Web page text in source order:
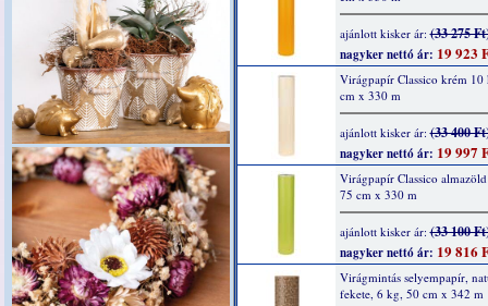
ajánlott kisker ár:(33 275
nagyker nettó ár: 19 923
Virágpapír Classico krém 10
cm x 330 m
ajánlott kisker ár:(33 400
nagyker nettó ár: 19 997
Virágpapír Classico
75 cm x 330 m
ajánlott kisker ár:(33 100
nagyker nettó ár: 19 816
Virágmintás selyempapír,
fekete, 6 kg, 50 cm x 342 m